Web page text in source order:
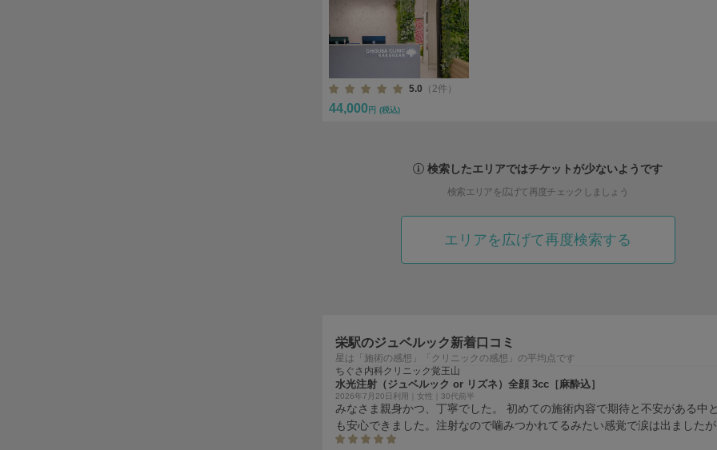
5.0 （2件）
44,000 円 (税込)
検索したエリアではチケットが少ないようです
検索エリアを広げて再度チェックしましょう
エリアを広げて再度検索する
栄駅のジュベルック新着口コミ
星は「施術の感想」「クリニックの感想」の平均点です
ちぐさ内科クリニック覚王山
水光注射（ジュベルック or リズネ）全顔 3cc［麻酔込］
2026年7月20日利用｜女性｜30代前半
みなさま親身かつ、丁寧でした。 初めての施術内容で期待と不安がある中
も安心できました。注射なので噛みつかれてるみたい感覚で涙は出ました
慢できる傷みです。 駅近なのがかなり嬉しく、通いやすいと思いました。